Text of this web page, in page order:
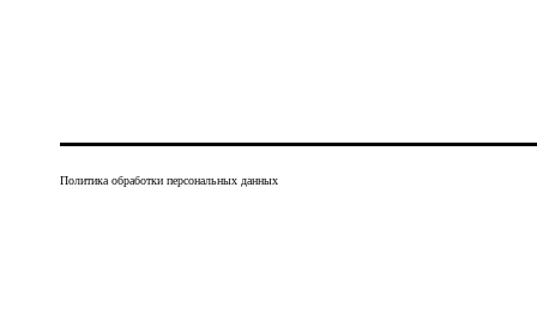
Политика обработки персональных данных